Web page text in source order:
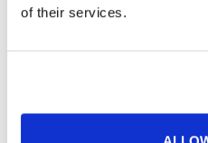
of their services.